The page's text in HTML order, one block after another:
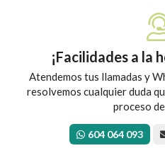
¡Facilidades a la
Atendemos tus llamadas y
resolvemos cualquier duda
proceso
604 064 093